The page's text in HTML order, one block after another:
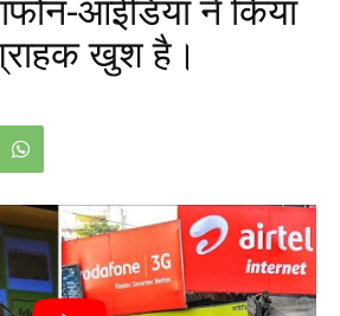
आईडिया ने किया
खुश है।